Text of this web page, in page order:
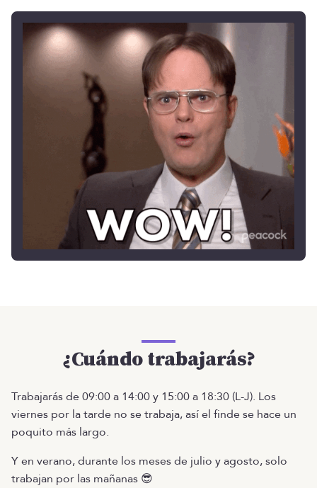
¿Cuándo trabajarás?
Trabajarás de 09:00 a 14:00 y 15:00 a 18:30 (L-J). Los
viernes por la tarde no se trabaja, así el finde se hace un
poquito más largo.
Y en verano, durante los meses de julio y agosto, solo
trabajan por las mañanas 😎